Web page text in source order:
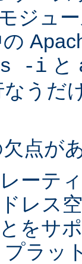
ジュ
-i と
なうだ
点が
ーテ
レス
をサ
ラッ